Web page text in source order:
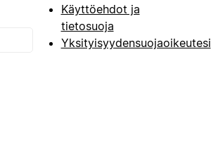
Käyttöehdot ja
tietosuoja
Yksityisyydensuojaoikeutesi